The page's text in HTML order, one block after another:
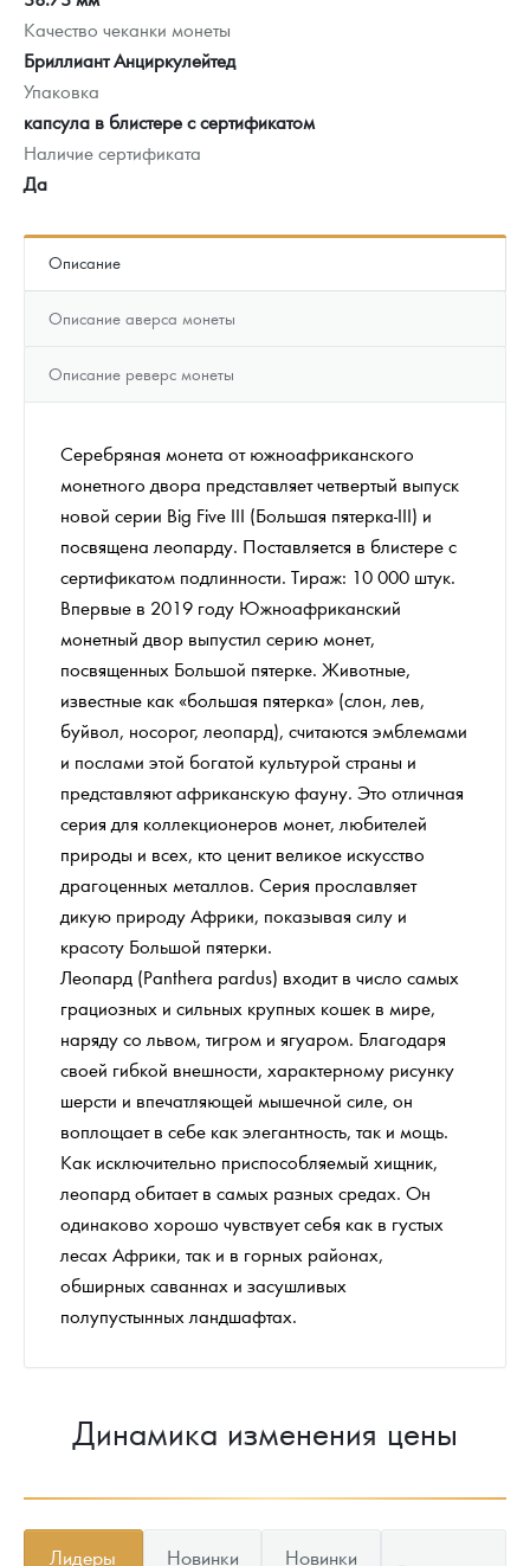
Качество чеканки монеты
Бриллиант Анциркулейтед
Упаковка
капсула в блистере с сертификатом
Наличие сертификата
Да
Описание
Описание аверса монеты
Описание реверс монеты
Серебряная монета от южноафриканского
монетного двора представляет четвертый выпуск
новой серии Big Five III (Большая пятерка-III) и
посвящена леопарду. Поставляется в блистере с
сертификатом подлинности. Тираж: 10 000 штук.
Впервые в 2019 году Южноафриканский
монетный двор выпустил серию монет,
посвященных Большой пятерке. Животные,
известные как «большая пятерка» (слон, лев,
буйвол, носорог, леопард), считаются эмблемами
и послами этой богатой культурой страны и
представляют африканскую фауну. Это отличная
серия для коллекционеров монет, любителей
природы и всех, кто ценит великое искусство
драгоценных металлов. Серия прославляет
дикую природу Африки, показывая силу и
красоту Большой пятерки.
Леопард (Panthera pardus) входит в число самых
грациозных и сильных крупных кошек в мире,
наряду со львом, тигром и ягуаром. Благодаря
своей гибкой внешности, характерному рисунку
шерсти и впечатляющей мышечной силе, он
воплощает в себе как элегантность, так и мощь.
Как исключительно приспособляемый хищник,
леопард обитает в самых разных средах. Он
одинаково хорошо чувствует себя как в густых
лесах Африки, так и в горных районах,
обширных саваннах и засушливых
полупустынных ландшафтах.
Динамика изменения цены
Лидеры
Новинки
Новинки